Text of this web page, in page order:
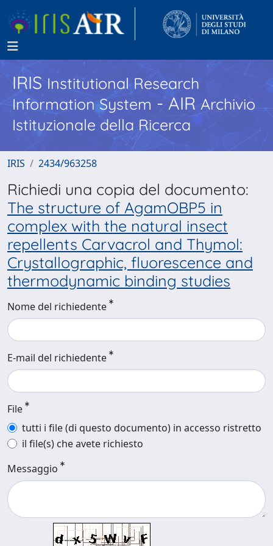
IRISInstitutional Research
Information System - AIR Archivio
Istituzionale della Ricerca
IRIS 2434/963258
Richiedi una copia del documento:
The structure of AgamOBP5 in
complex with the natural insect
repellents Carvacrol and Thymol:
Crystallographic, fluorescence and
thermodynamic binding studies
Nome del richiedente
E-mail del richiedente
File
tutti i file (di questo documento) in accesso ristretto
il file(s) che avete richiesto
Messaggio